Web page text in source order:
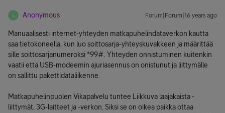
A Anonymous Forum|Forum|16 years ago
Manuaalisesti internet-yhteyden matkapuhelindataverkon kautta
saa tietokoneella, kun luo soittosarja-yhteyskuvakkeen ja määrittää
sille soittosarjanumeroksi *99#. Yhteyden onnistuminen kuitenkin
vaatii että USB-modeemin ajuriasennus on onistunut ja liittymälle
on sallittu pakettidataliikenne.
Matkapuhelinpuolen Vikapalvelu tuntee Liikkuva laajakaista -
liittymät, 3G-laitteet ja -verkon. Siksi se on oikea paikka ottaa